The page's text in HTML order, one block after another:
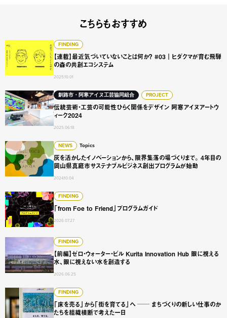
こちらもおすすめ
FINDING
【連載】最近気づいていないことは何か？ #03｜ヒダクマが育む飛騨
の森の共創エコシステム
2025.10.01
【連載】最近気づいていないことは何か？ #03｜ヒダクマ
釧路市・阿寒アイヌ工芸協同組合 PROJECT
伝統芸術・工芸の可能性ひらく関係をデザイン 阿寒アイヌアートウ
ィーク2024
2025.06.18
伝統芸術・工芸の可能性ひらく関係をデザイン 阿寒アイヌ
NEWS Topics
灰を活かしたイノベーションから、限界集落の場づくりまで。 4年目の
岡山県真庭市サステナブルビジネス創出プログラムが始動
2024.10.04
灰を活かしたイノベーションから、限界集落の場づくりま
FINDING
「from Foe to Friend」プログラムガイド
2026.07.27
「from Foe to Friend」プログラムガイド
FINDING
【前編】ゼロ・ウォーター・ビル Kurita Innovation Hub 眼に視える
水、眼に視えない水を創造する
2026.06.25
【前編】ゼロ・ウォーター・ビル Kurita Innovation Hub
FINDING
「床を売る」から「街を育てる」へ ── まちづくりの新しい仕事のか
たちを組織横断で考えた一日
「床を売る」から「街を育てる」へ ── まちづくりの新し